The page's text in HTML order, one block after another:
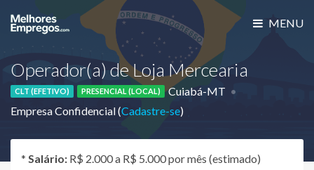
MENU
Operador(a) de Loja Mercearia
CLT (EFETIVO) PRESENCIAL (LOCAL)
Cuiabá-MT
Empresa Confidencial (Cadastre-se)
* Salário: R$ 2.000 a R$ 5.000 por mês (estimado)